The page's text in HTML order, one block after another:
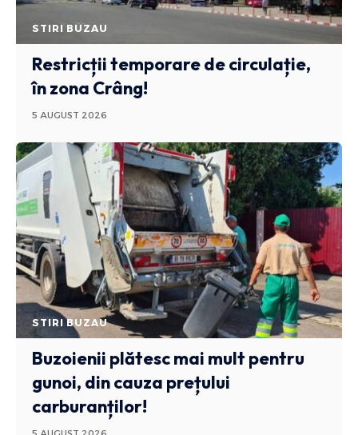
STIRI BUZAU
Restricții temporare de circulație,
în zona Crâng!
5 AUGUST 2026
STIRI BUZAU
Buzoienii plătesc mai mult pentru
gunoi, din cauza prețului
carburanților!